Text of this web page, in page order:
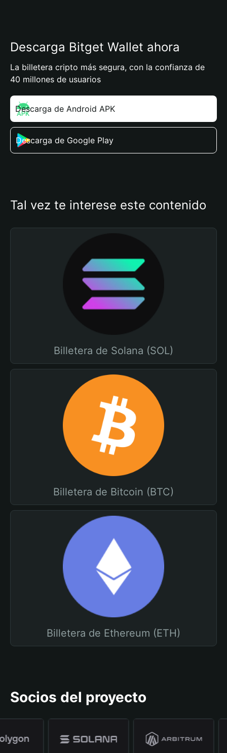
Descarga Bitget Wallet ahora
La billetera cripto más segura, con la confianza de
40 millones de usuarios
Descarga de Android APK
Descarga de Google Play
Tal vez te interese este contenido
Billetera de Solana (SOL)
Billetera de Bitcoin (BTC)
Billetera de Ethereum (ETH)
Socios del proyecto